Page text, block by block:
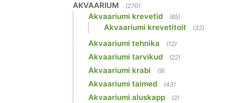
AKVAARIUM (270)
Akvaariumi krevetid (65)
Akvaariumi krevetitoit (32)
Akvaariumi tehnika (12)
Akvaariumi tarvikud (22)
Akvaariumi krabi (9)
Akvaariumi taimed (43)
Akvaariumi aluskapp (2)